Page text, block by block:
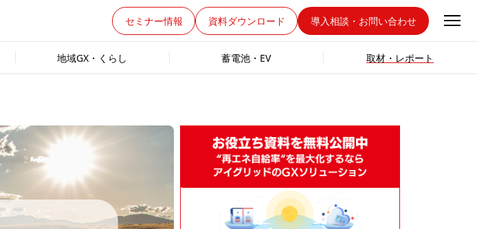
セミナー情報 資料ダウンロード 導入相談・お問い合わせ
地域GX・くらし 蓄電池・EV 取材・レポート